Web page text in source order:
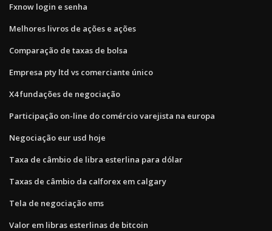
Fxnow login e senha
Melhores livros de ações e ações
Comparação de taxas de bolsa
Empresa pty ltd vs comerciante único
X4 fundações de negociação
Participação on-line do comércio varejista na europa
Negociação eur usd hoje
Taxa de câmbio de libra esterlina para dólar
Taxas de câmbio da calforex em calgary
Tela de negociação ems
Valor em libras esterlinas de bitcoin